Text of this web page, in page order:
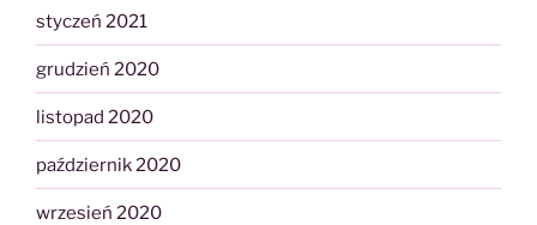
styczeń 2021
grudzień 2020
listopad 2020
październik 2020
wrzesień 2020